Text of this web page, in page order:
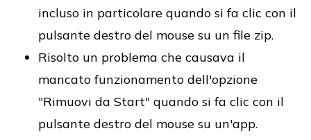
incluso in particolare quando si fa clic con il
pulsante destro del mouse su un file zip.
Risolto un problema che causava il
mancato funzionamento dell'opzione
"Rimuovi da Start" quando si fa clic con il
pulsante destro del mouse su un'app.